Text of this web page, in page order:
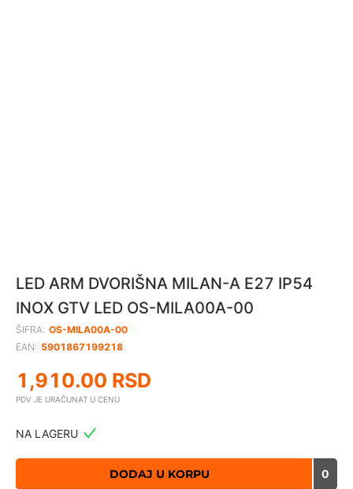
LED ARM DVORIŠNA MILAN-A E27 IP54
INOX GTV LED OS-MILA00A-00
ŠIFRA: OS-MILA00A-00
EAN: 5901867199218
1,910.00 RSD
PDV JE URAČUNAT U CENU
NA LAGERU
DODAJ U KORPU 0